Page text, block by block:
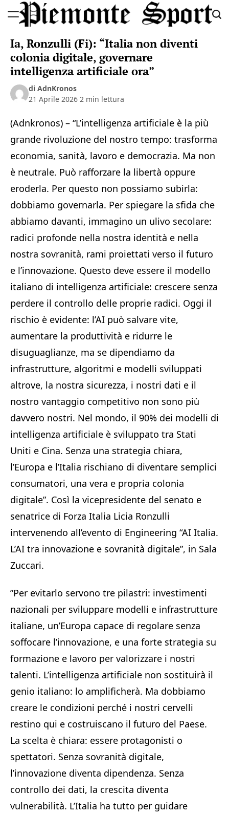
to
Sport
Ia, Ronzulli (Fi): “Italia non diventi
colonia digitale, governare
intelligenza artificiale ora”
di AdnKronos
21 Aprile 2026 2 min lettura
(Adnkronos) – “L’intelligenza artificiale è la più
grande rivoluzione del nostro tempo: trasforma
economia, sanità, lavoro e democrazia. Ma non
è neutrale. Può rafforzare la libertà oppure
eroderla. Per questo non possiamo subirla:
dobbiamo governarla. Per spiegare la sfida che
abbiamo davanti, immagino un ulivo secolare:
radici profonde nella nostra identità e nella
nostra sovranità, rami proiettati verso il futuro
e l’innovazione. Questo deve essere il modello
italiano di intelligenza artificiale: crescere senza
perdere il controllo delle proprie radici. Oggi il
rischio è evidente: l’AI può salvare vite,
aumentare la produttività e ridurre le
disuguaglianze, ma se dipendiamo da
infrastrutture, algoritmi e modelli sviluppati
altrove, la nostra sicurezza, i nostri dati e il
nostro vantaggio competitivo non sono più
davvero nostri. Nel mondo, il 90% dei modelli di
intelligenza artificiale è sviluppato tra Stati
Uniti e Cina. Senza una strategia chiara,
l’Europa e l’Italia rischiano di diventare semplici
consumatori, una vera e propria colonia
digitale”. Così la vicepresidente del senato e
senatrice di Forza Italia Licia Ronzulli
intervenendo all’evento di Engineering “AI Italia.
L’AI tra innovazione e sovranità digitale”, in Sala
Zuccari.
”Per evitarlo servono tre pilastri: investimenti
nazionali per sviluppare modelli e infrastrutture
italiane, un’Europa capace di regolare senza
soffocare l’innovazione, e una forte strategia su
formazione e lavoro per valorizzare i nostri
talenti. L’intelligenza artificiale non sostituirà il
genio italiano: lo amplificherà. Ma dobbiamo
creare le condizioni perché i nostri cervelli
restino qui e costruiscano il futuro del Paese.
La scelta è chiara: essere protagonisti o
spettatori. Senza sovranità digitale,
l’innovazione diventa dipendenza. Senza
controllo dei dati, la crescita diventa
vulnerabilità. L’Italia ha tutto per guidare